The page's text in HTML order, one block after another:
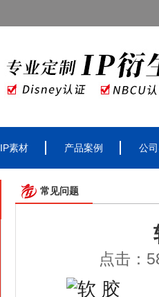
IP素材 产品案例 公
常见问题
点击：